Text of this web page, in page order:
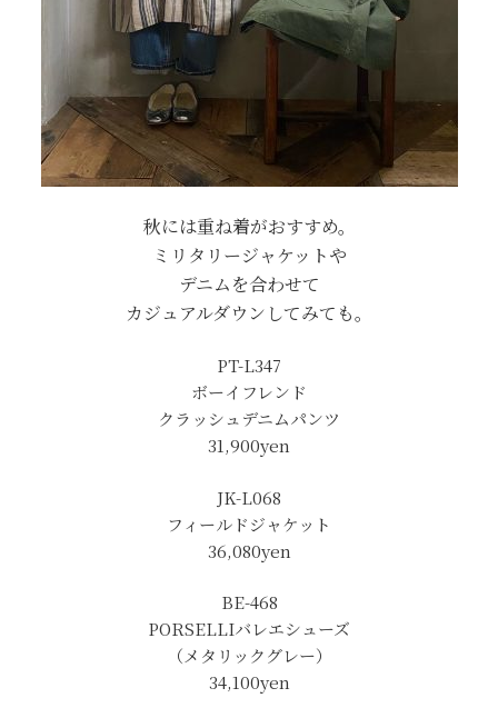
秋には重ね着がおすすめ。
ミリタリージャケットや
デニムを合わせて
カジュアルダウンしてみても。
PT-L347
ボーイフレンド
クラッシュデニムパンツ
31,900yen
JK-L068
フィールドジャケット
36,080yen
BE-468
PORSELLIバレエシューズ
（メタリックグレー）
34,100yen